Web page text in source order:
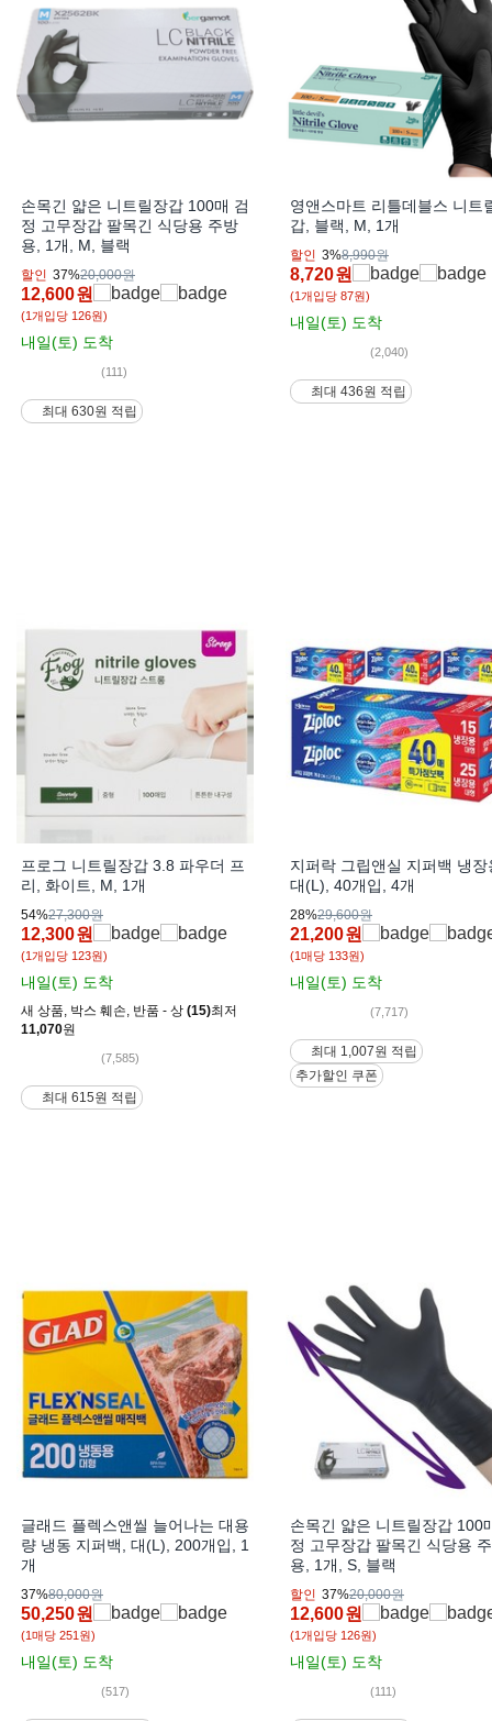
손목긴 얇은 니트릴장갑 100매 검
정 고무장갑 팔목긴 식당용 주방
용, 1개, M, 블랙
할인 37%20,000원
12,600원
(1개입당 126원)
내일(토) 도착
(111)
최대 630원 적립
영앤스마트 리틀데블스 니트
갑, 블랙, M, 1개
할인 3%8,990원
8,720원
(1개입당 87원)
내일(토) 도착
(2,040)
최대 436원 적립
프로그 니트릴장갑 3.8 파우더 프
리, 화이트, M, 1개
54%27,300원
12,300원
(1개입당 123원)
내일(토) 도착
새 상품 박스 훼손 반품 - 상 (15)최저
11,070원
(7,585)
최대 615원 적립
지퍼락 그립앤실 지퍼백 냉장
대(L), 40개입, 4개
28%29,600원
21,200원
(1매당 133원)
내일(토) 도착
(7,717)
최대 1,007원 적립
추가할인 쿠폰
글래드 플렉스앤씰 늘어나는 대용
량 냉동 지퍼백, 대(L), 200개입, 1
개
37%80,000원
50,250원
(1매당 251원)
내일(토) 도착
(517)
손목긴 얇은 니트릴장갑 100
정 고무장갑 팔목긴 식당용
용, 1개, S, 블랙
할인 37%20,000원
12,600원
(1개입당 126원)
내일(토) 도착
(111)